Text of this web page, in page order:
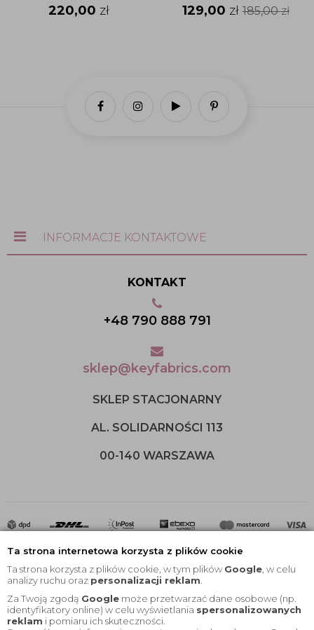
Ta strona internetowa korzysta z plików cookie
Ta strona korzysta z plików cookie, w tym plików Google , w celu
analizy ruchu oraz personalizacji reklam
Za Twoją zgodą Google może przetwarzać dane osobowe (np.
identyfikatory online) w celu wyświetlania spersonalizowanych
reklam i pomiaru ich skuteczności.
220,00 zł 129,00 zł 185,00zł
INFORMACJE KONTAKTOWE
KONTAKT
+48 790 888 791
sklep@keyfabrics.com
SKLEP STACJONARNY
AL. SOLIDARNOŚCI 113
00-140 WARSZAWA
2020 © Wszelkie Prawa Zastrzeżone |KEYfabrics
Projekt i oprogramowanie sklepu: